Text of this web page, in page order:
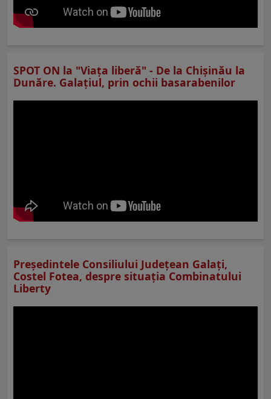
SPOT ON la "Viaţa liberă" - De la Chișinău la
Dunăre. Galațiul, prin ochii basarabenilor
Preşedintele Consiliului Judeţean Galaţi,
Costel Fotea, despre situaţia Combinatului
Liberty